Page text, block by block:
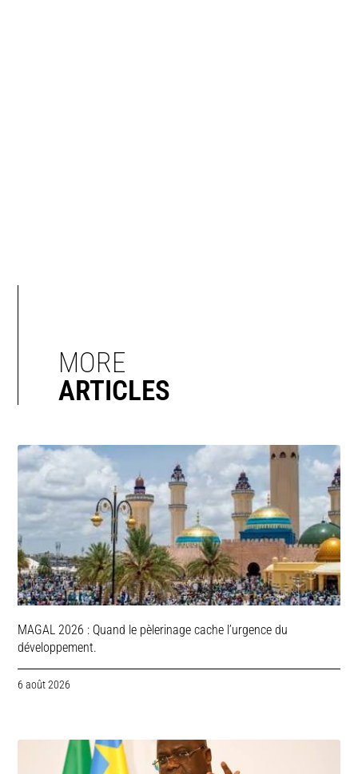
MORE
ARTICLES
MAGAL 2026 : Quand le pèlerinage cache l’urgence du
développement.
6 août 2026